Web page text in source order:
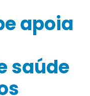
apoia
saúde